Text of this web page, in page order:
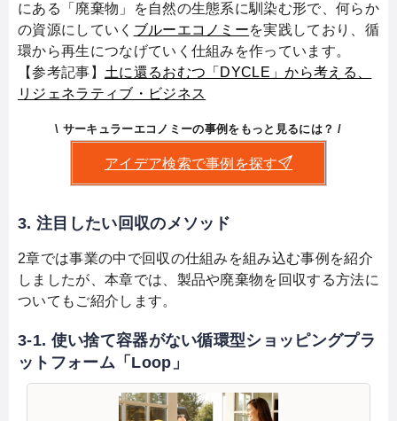
にある「廃棄物」を自然の生態系に馴染む形で、何らか
の資源にしていく ブルーエコノミーを実践しており、循
環から再生につなげていく仕組みを作っています。
【参考記事】 土に還るおむつ「DYCLE」から考える、
リジェネラティブ・ビジネス
\ サーキュラーエコノミーの事例をもっと見るには？ /
アイデア検索で事例を探す
3. 注目したい回収のメソッド
2章では事業の中で回収の仕組みを組み込む事例を紹介
しましたが、本章では、製品や廃棄物を回収する方法に
ついてもご紹介します。
3-1. 使い捨て容器がない循環型ショッピングプラ
ットフォーム「Loop」